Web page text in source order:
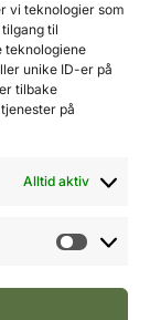
vi teknologier som
til
teknologiene
unike ID-er på
tilbake
på
Alltid aktiv